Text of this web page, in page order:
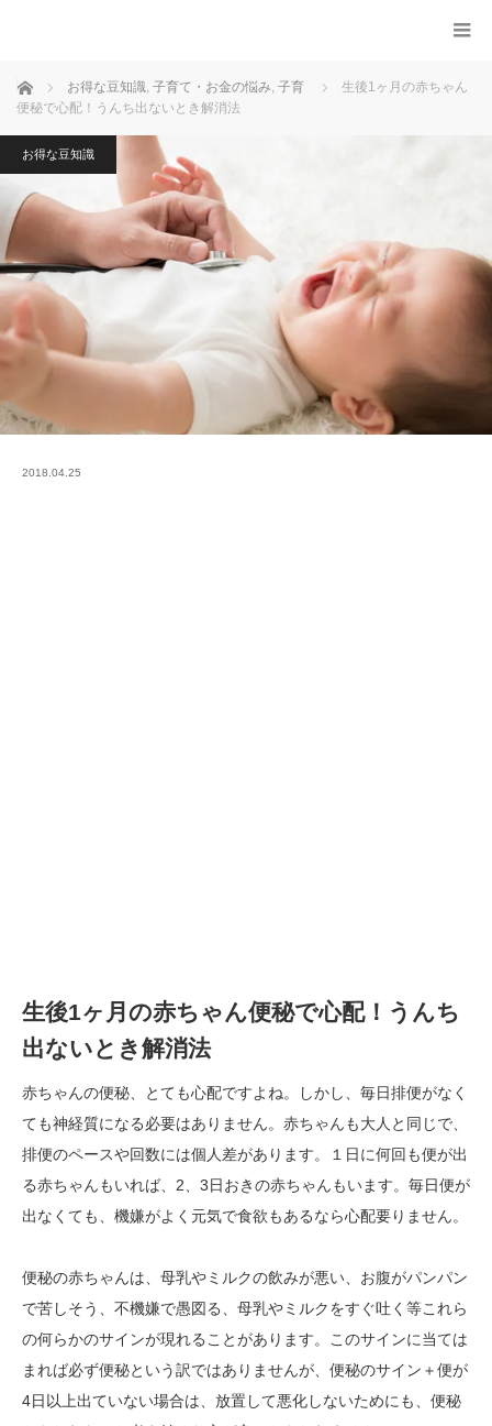
ホーム お得な豆知識, 子育て・お金の悩み, 子育
生後1ヶ月の赤ちゃん
便秘で心配！うんち出ないとき解消法
お得な豆知識
2018.04.25
生後1ヶ月の赤ちゃん便秘で心配！うんち
出ないとき解消法
赤ちゃんの便秘、とても心配ですよね。しかし、毎日排便がなく
ても神経質になる必要はありません。赤ちゃんも大人と同じで、
排便のペースや回数には個人差があります。１日に何回も便が出
る赤ちゃんもいれば、2、3日おきの赤ちゃんもいます。毎日便が
出なくても、機嫌がよく元気で食欲もあるなら心配要りません。
便秘の赤ちゃんは、母乳やミルクの飲みが悪い、お腹がパンパン
で苦しそう、不機嫌で愚図る、母乳やミルクをすぐ吐く等これら
の何らかのサインが現れることがあります。このサインに当ては
まれば必ず便秘という訳ではありませんが、便秘のサイン＋便が
4日以上出ていない場合は、放置して悪化しないためにも、便秘